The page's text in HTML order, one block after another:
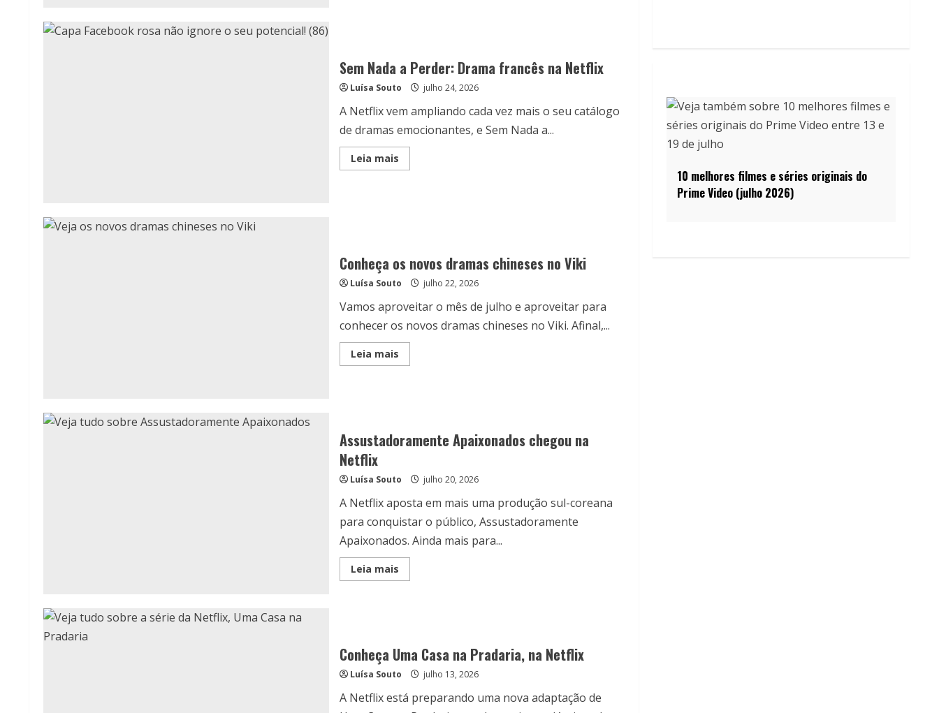
uma
história
Sem Nada a Perder: Drama francês na Netflix
Luísa Souto julho 24, 2026
A Netflix vem ampliando cada vez mais o seu catálogo
de dramas emocionantes, e Sem Nada a...
Leia maisRead
more
Conheça os novos dramas chineses no Viki
Luísa Souto julho 22, 2026
Vamos aproveitar o mês de julho e aproveitar para
conhecer os novos dramas chineses no Viki. Afinal,...
Leia maisRead
more
Viki
Assustadoramente Apaixonados chegou na
Netflix
Luísa Souto julho 20, 2026
A Netflix aposta em mais uma produção sul-coreana
para conquistar o público, Assustadoramente
Apaixonados. Ainda mais para...
Leia maisRead
more
Conheça Uma Casa na Pradaria, na Netflix
Luísa Souto julho 13, 2026
A Netflix está preparando uma nova adaptação de
10 melhores filmes e séries originais do
Prime Video (julho 2026)